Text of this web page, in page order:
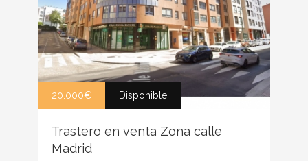
20.000€ Disponible
Trastero en venta Zona calle
Madrid